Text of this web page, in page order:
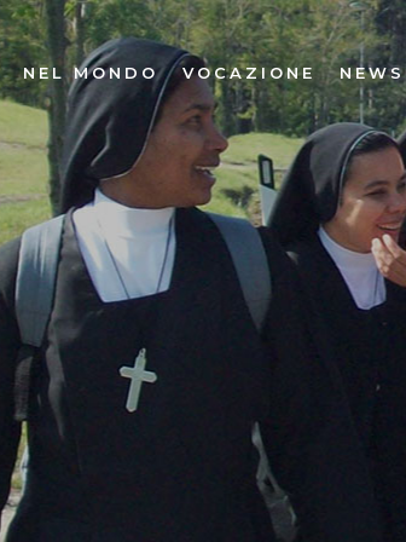
NEL MONDO VOCAZIONE NEWS